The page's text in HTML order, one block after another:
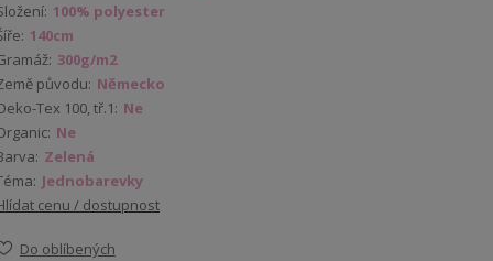
100% polyester
140cm
300g/m2
původu: Německo
Tex 100, tř.1: Ne
Ne
Zelená
Jednobarevky
cenu / dostupnost
Do oblíbených